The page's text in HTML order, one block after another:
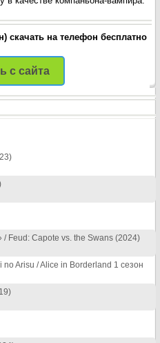
скачать на телефон бесплатно
с сайта
Feud: Capote vs. the Swans (2024)
Arisu / Alice in Borderland 1 сезон